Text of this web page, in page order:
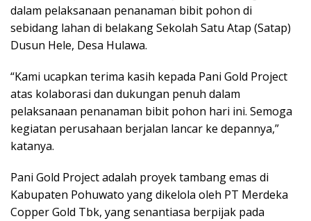
dalam pelaksanaan penanaman bibit pohon di
sebidang lahan di belakang Sekolah Satu Atap (Satap)
Dusun Hele, Desa Hulawa.
“Kami ucapkan terima kasih kepada Pani Gold Project
atas kolaborasi dan dukungan penuh dalam
pelaksanaan penanaman bibit pohon hari ini. Semoga
kegiatan perusahaan berjalan lancar ke depannya,”
katanya.
Pani Gold Project adalah proyek tambang emas di
Kabupaten Pohuwato yang dikelola oleh PT Merdeka
Copper Gold Tbk, yang senantiasa berpijak pada